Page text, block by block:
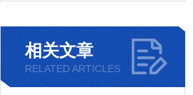
相关文章
RELATED ARTICLES